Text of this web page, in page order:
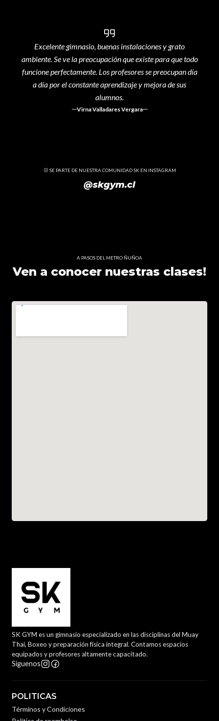
Excelente gimnasio, buenas instalaciones y grato
ambiente. Se ve la preocupación que existe para que todo
funcione perfectamente. Los profesores se preocupan día
a día por el constante aprendizaje y mejora de sus
alumnos.
Virna Valladares Vergara
SE PARTE DE NUESTRA COMUNIDAD SK EN INSTAGRAM
@skgym.cl
A PASOS DEL METRO ÑUÑOA
Ven a conocer nuestras clases!
SK GYM es un gimnasio especializado en las disciplinas del Muay
Thai, Boxeo y preparación física integral. Contamos espacios
equipados y profesores altamente capacitado.
Síguenos
POLITICAS
Términos y Condiciones